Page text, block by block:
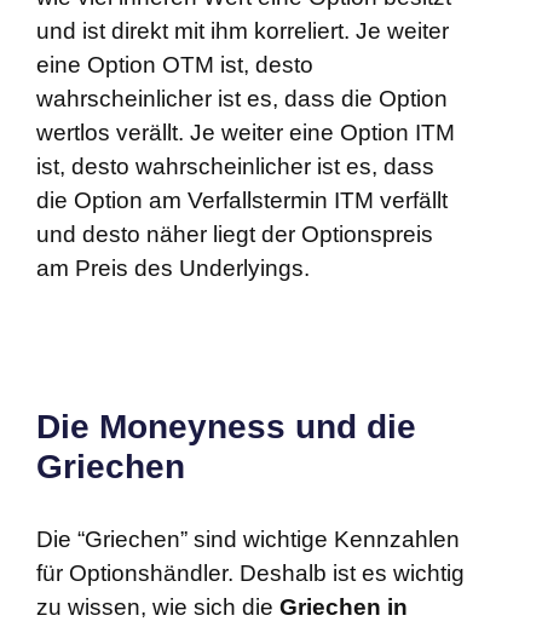
und ist direkt mit ihm korreliert. Je weiter
eine Option OTM ist, desto
wahrscheinlicher ist es, dass die Option
wertlos verällt. Je weiter eine Option ITM
ist, desto wahrscheinlicher ist es, dass
die Option am Verfallstermin ITM verfällt
und desto näher liegt der Optionspreis
am Preis des Underlyings.
Die Moneyness und die
Griechen
Die “Griechen” sind wichtige Kennzahlen
für Optionshändler. Deshalb ist es wichtig
zu wissen, wie sich die Griechen in